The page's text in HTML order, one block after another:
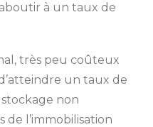
à un taux de
très peu coûteux
un taux de
non
l’immobilisation